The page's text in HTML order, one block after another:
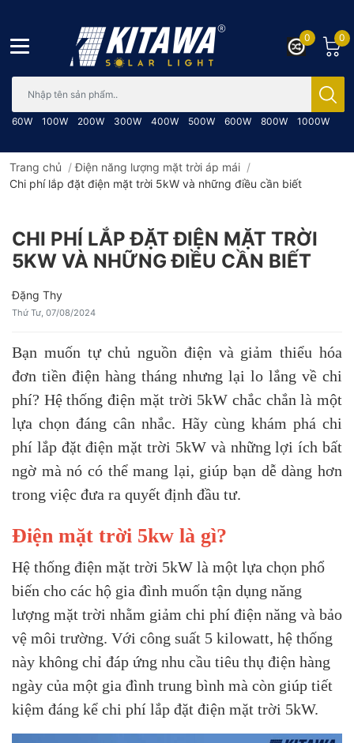
60W 100W 200W 300W 400W 500W 600W 800W 1000W
0
0
Trang chủ /Điện năng lượng mặt trời áp mái /
Chi phí lắp đặt điện mặt trời 5kW và những điều cần biết
CHI PHÍ LẮP ĐẶT ĐIỆN MẶT TRỜI
5KW VÀ NHỮNG ĐIỀU CẦN BIẾT
Đặng Thy
Thứ Tư, 07/08/2024
Bạn muốn tự chủ nguồn điện và giảm thiểu hóa
đơn tiền điện hàng tháng nhưng lại lo lắng về chi
phí? Hệ thống điện mặt trời 5kW chắc chắn là một
lựa chọn đáng cân nhắc. Hãy cùng khám phá chi
phí lắp đặt điện mặt trời 5kW và những lợi ích bất
ngờ mà nó có thể mang lại, giúp bạn dễ dàng hơn
trong việc đưa ra quyết định đầu tư.
Điện mặt trời 5kw là gì?
Hệ thống điện mặt trời 5kW là một lựa chọn phổ
biến cho các hộ gia đình muốn tận dụng năng
lượng mặt trời nhằm giảm chi phí điện năng và bảo
vệ môi trường. Với công suất 5 kilowatt, hệ thống
này không chỉ đáp ứng nhu cầu tiêu thụ điện hàng
ngày của một gia đình trung bình mà còn giúp tiết
kiệm đáng kể chi phí lắp đặt điện mặt trời 5kW.